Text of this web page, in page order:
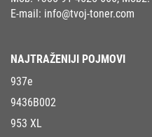
E-mail: info@tvoj-toner.com
NAJTRAŽENIJI POJMOVI
937e
9436B002
953 XL